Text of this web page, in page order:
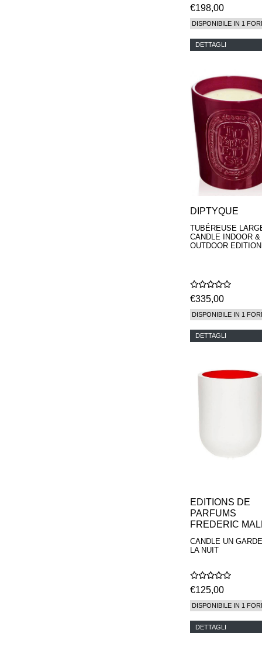
€198,00
DISPONIBILE IN 1
DETTAGLI
DIPTYQUE
TUBÉREUSE
CANDLE INDOOR &
OUTDOOR EDITION
€335,00
DISPONIBILE IN 1
DETTAGLI
EDITIONS DE
PARFUMS
FREDERIC
CANDLE UN
LA NUIT
€125,00
DISPONIBILE IN 1
DETTAGLI